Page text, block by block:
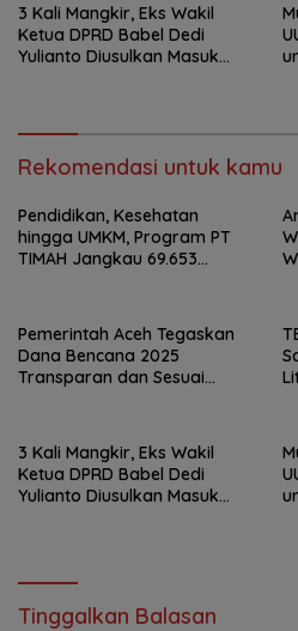
3 Kali Mangkir, Eks Wakil
Ketua DPRD Babel Dedi
Yulianto Diusulkan Masuk
Rekomendasi untuk kamu
Pendidikan, Kesehatan
hingga UMKM, Program PT
TIMAH Jangkau 69.653
Pemerintah Aceh Tegaskan
Dana Bencana 2025
Transparan dan Sesuai
3 Kali Mangkir, Eks Wakil
Ketua DPRD Babel Dedi
Yulianto Diusulkan Masuk
Tinggalkan Balasan